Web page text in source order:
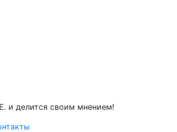
и делится своим мнением!